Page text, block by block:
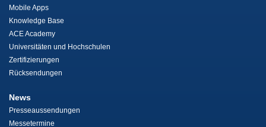
Mobile Apps
Knowledge Base
ACE Academy
Universitäten und Hochschulen
Zertifizierungen
Rücksendungen
News
Presseaussendungen
Messetermine